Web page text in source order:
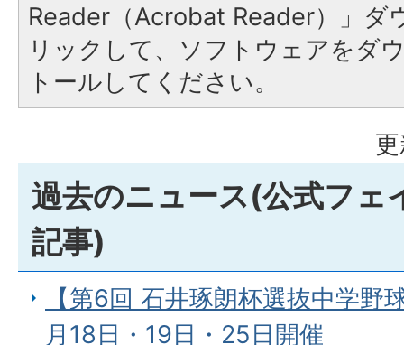
Reader（Acrobat Reader）」ダ
リックして、ソフトウェアをダ
トールしてください。
過去のニュース(公式フェ
記事)
【第6回 石井琢朗杯選抜中学野
月18日・19日・25日開催